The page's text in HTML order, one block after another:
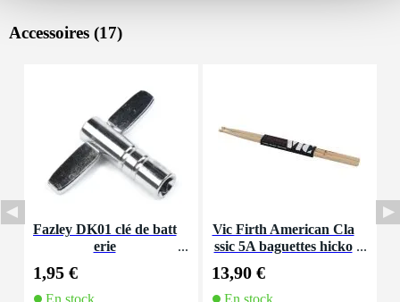
Accessoires (17)
Fazley DK01 clé de batt
erie
1,95 €
Vic Firth American Cla
ssic 5A baguettes hicko
13,90 €